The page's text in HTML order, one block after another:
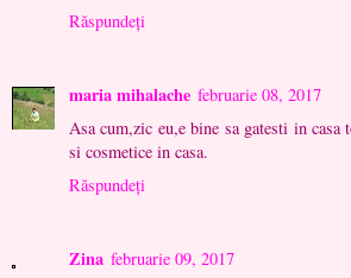
Răspundeți
maria mihalache februarie 08, 2017
Asa cum,zic eu,e bine sa gatesti in
si cosmetice in casa.
Răspundeți
Zina februarie 09, 2017